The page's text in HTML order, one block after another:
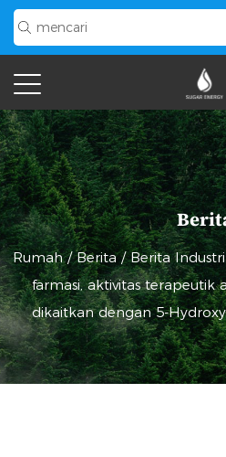
Rumah/Berita/Berita Industri
farmasi, aktivitas terapeutik
dikaitkan dengan 5-